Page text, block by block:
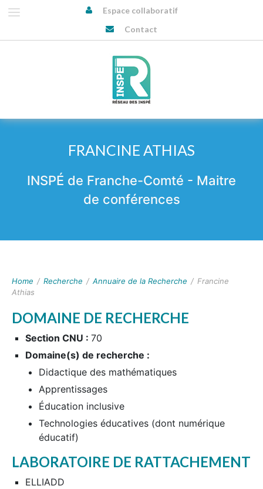
Espace collaboratif
Contact
FRANCINE ATHIAS
INSPÉ de Franche-Comté - Maitre
de conférences
Home / Recherche / Annuaire de la Recherche / Francine
Athias
DOMAINE DE RECHERCHE
Section CNU : 70
Domaine(s) de recherche :
Didactique des mathématiques
Apprentissages
Éducation inclusive
Technologies éducatives (dont numérique
éducatif)
LABORATOIRE DE RATTACHEMENT
ELLIADD